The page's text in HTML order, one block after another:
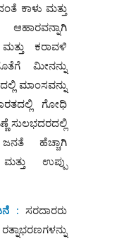
ಕಾಳು ಮತ್ತು
ಕರಾವಳಿ
ಮೀನನ್ನು
ಮಾಂಸವನ್ನು
ಗೋಧಿ
ಸುಲಭದರದಲ್ಲಿ
ಜನತೆ ಹೆಚ್ಚಾಗಿ
ಉಪ್ಪು
: ಸರದಾರರು